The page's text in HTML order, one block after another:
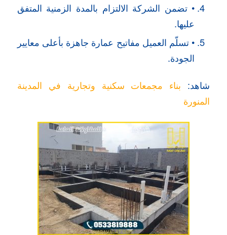
• تضمن الشركة الالتزام بالمدة الزمنية المتفق
عليها.
• تسلّم العميل مفاتيح عمارة جاهزة بأعلى معايير
الجودة.
شاهد: بناء مجمعات سكنية وتجارية في المدينة
المنورة